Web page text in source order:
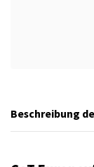
Beschreibung